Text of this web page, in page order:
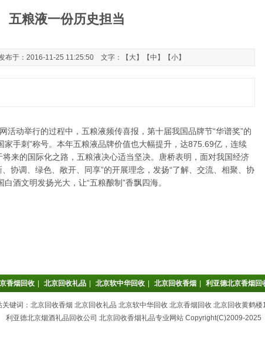
五粮液一份历史担当
布于：2016-11-25 11:25:50 文字：【 大】【中 】【小】
网活动举行的过程中，五粮液频传喜报，第十届我国品牌节“华谱奖”的
家手刺”称号。本年五粮液品牌价值也大幅提升，达875.69亿，连续
来的国际化之路，五粮液决心适当坚决。唐桥表明，面对我国经济
、协调、绿色、敞开、同享”的开展理念，发扬“了解、交流、相聚、协
酒文明发扬光大，让“五粮酿制”香飘四海。
香烟回收 北京回收礼品 北京软中华回收 北京回收香烟 利亚德北京香烟回
关键词：北京回收香烟 北京回收礼品 北京软中华回收 北京香烟回收 北京回收黄鹤楼
利亚德北京烟酒礼品回收公司 北京回收香烟礼品专业网站 Copyright(C)2009-2025